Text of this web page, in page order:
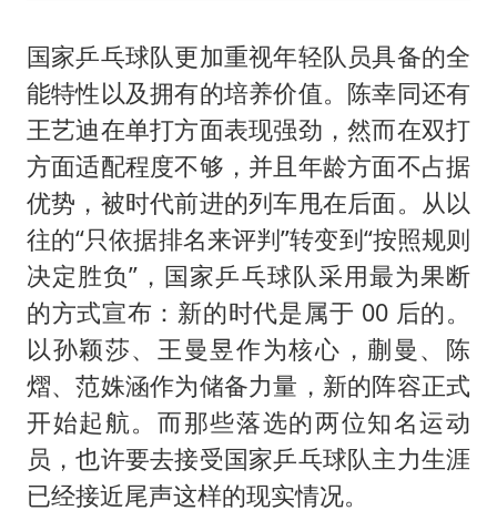
国家乒乓球队更加重视年轻队员具备的全
能特性以及拥有的培养价值。陈幸同还有
王艺迪在单打方面表现强劲，然而在双打
方面适配程度不够，并且年龄方面不占据
优势，被时代前进的列车甩在后面。从以
往的“只依据排名来评判”转变到“按照规则
决定胜负”，国家乒乓球队采用最为果断
的方式宣布：新的时代是属于 00 后的。
以孙颖莎、王曼昱作为核心，蒯曼、陈
熠、范姝涵作为储备力量，新的阵容正式
开始起航。而那些落选的两位知名运动
员，也许要去接受国家乒乓球队主力生涯
已经接近尾声这样的现实情况。